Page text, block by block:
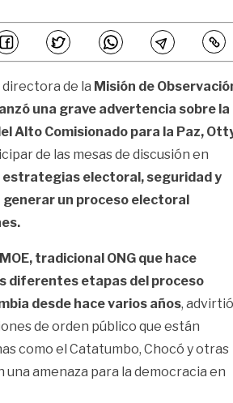
de la Misión de
una grave advertencia sobre la
Alto Comisionado para la Paz,
de las mesas de discusión en
estrategias electoral, seguridad y
generar un proceso electoral
MOE, tradicional ONG que hace
diferentes etapas del proceso
desde hace varios años, advirtió
de orden público que están
como el Catatumbo, Chocó y otras
amenaza para la democracia en